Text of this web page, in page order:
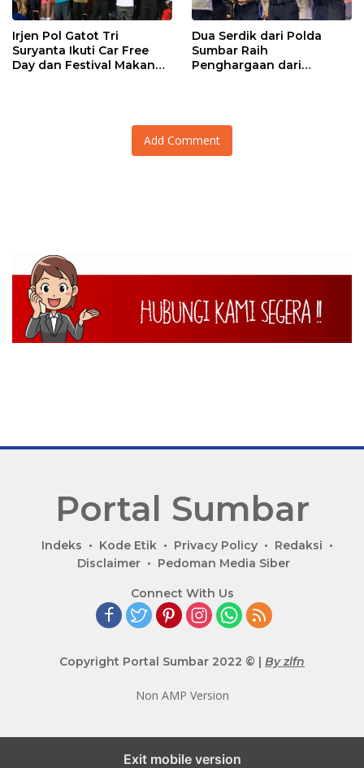
Irjen Pol Gatot Tri
Suryanta Ikuti Car Free
Day dan Festival Makan
Dua Serdik dari Polda
Sumbar Raih
Penghargaan dari
Add Comment
Portal Sumbar
a
Indeks Kode Etik Privacy Policy
Redaksi
Disclaimer
Pedoman Media Siber
Connect With Us
Copyright Portal Sumbar 2022 © | By zlfn
Non AMP Version
Exit mobile version